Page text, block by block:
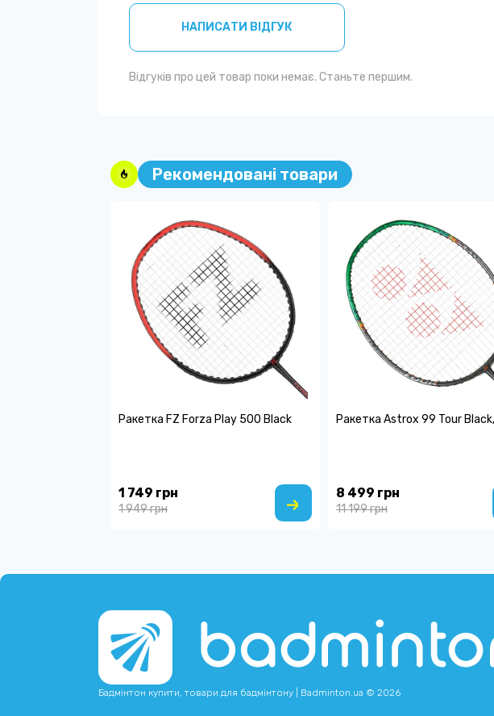
НАПИСАТИ ВІДГУК
Відгуків про цей товар поки немає. Станьте першим.
Рекомендовані товари
Ракетка FZ Forza Play 500 Black
1 749 грн
1 949 грн
Ракетка Astrox 99 Tour
8 499 грн
11 199 грн
Бадмінтон купити, товари для бадмінтону | Badminton.ua © 2026